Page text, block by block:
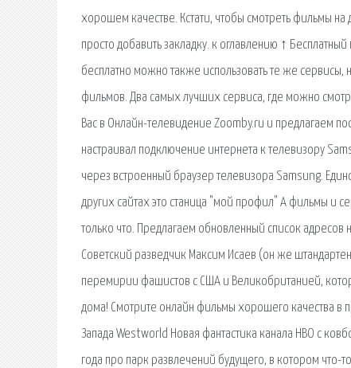
хорошем качестве. Кстати, чтобы смотреть фильмы
просто добавить закладку. к оглавлению ↑
бесплатно можно также использовать те же сервисы,
фильмов. Два самых лучших сервиса, где можно
Вас в Онлайн-телевидение Zoomby.ru и предлагаем
настраивал подключение интернета к телевизору
через встроенный браузер телевизора Samsung.
других сайтах это станица "мой профил" А фильмы и
только что. Предлагаем обновленный список
Советский разведчик Максим Исаев (он же
перемирии фашистов с США и Великобританией,
дома! Смотрите онлайн фильмы хорошего качества в
Запада Westworld Новая фантастика канала HBO с
года про парк развлечений будущего, в котором что-